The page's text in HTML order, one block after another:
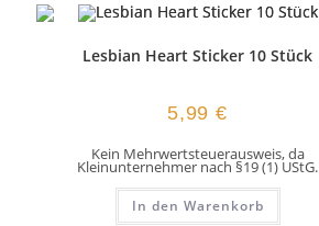
Lesbian Heart Sticker 10 Stück
5,99€
Kein Mehrwertsteuerausweis, da
Kleinunternehmer nach §19 (1) UStG.
In den Warenkorb